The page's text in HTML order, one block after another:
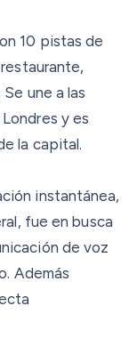
10 pistas de
une a las
y es
la capital.
instantánea,
fue en busca
de voz
Además